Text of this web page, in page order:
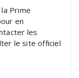
Prime
en
les
le site officiel